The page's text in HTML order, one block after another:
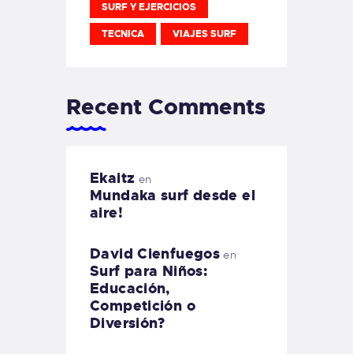
SURF Y EJERCICIOS
TECNICA VIAJES SURF
Recent Comments
Ekaitz en
Mundaka surf desde el
aire!
David Cienfuegos en
Surf para Niños:
Educación,
Competición o
Diversión?